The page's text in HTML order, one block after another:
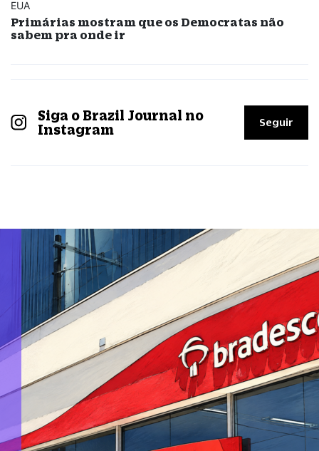
EUA
Primárias mostram que os Democratas não
sabem pra onde ir
Siga o Brazil Journal no
Instagram
Seguir